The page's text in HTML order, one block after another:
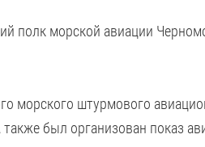
полк морской авиации
морского штурмового
был организован показ